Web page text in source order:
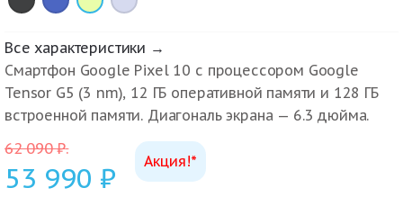
Все характеристики →
Смартфон Google Pixel 10 с процессором Google
Tensor G5 (3 nm), 12 ГБ оперативной памяти и 128 ГБ
встроенной памяти. Диагональ экрана — 6.3 дюйма.
Акция!*
62 090₽.
53 990 ₽